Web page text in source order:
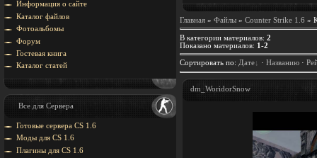
Информация о сайте
Каталог файлов
Фотоальбомы
Форум
Гостевая книга
Каталог статей
Все для Сервера
Готовые сервера CS 1.6
Моды для CS 1.6
Плагины для CS 1.6
Главная » Файлы » Counter Strike 1.6 »
В категории материалов: 2
Показано материалов: 1-2
Сортировать по: Дате · Названию ·
dm_WoridorSnow